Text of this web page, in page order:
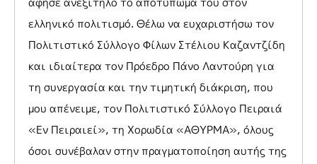
ελληνικό πολιτισμό. Θέλω να ευχαριστήσω τον
Πολιτιστικό Σύλλογο Φίλων Στέλιου Καζαντζίδη
και ιδιαίτερα τον Πρόεδρο Πάνο Λαντούρη για
τη συνεργασία και την τιμητική διάκριση, που
μου απένειμε, τον Πολιτιστικό Σύλλογο Πειραιά
«Εν Πειραιεί», τη Χορωδία «ΑΘΥΡΜΑ», όλους
όσοι συνέβαλαν στην πραγματοποίηση αυτής της